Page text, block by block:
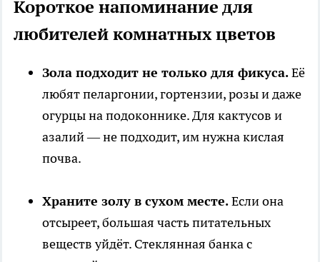
Короткое напоминание для
любителей комнатных цветов
Зола подходит не только для фикуса.Её
любят пеларгонии, гортензии, розы и даже
огурцы на подоконнике. Для кактусов и
азалий — не подходит, им нужна кислая
почва.
Храните золу в сухом месте.Если она
отсыреет, большая часть питательных
веществ уйдёт. Стеклянная банка с